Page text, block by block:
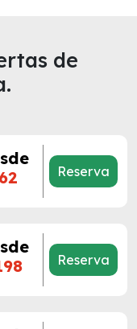
de
Reserva
Reserva